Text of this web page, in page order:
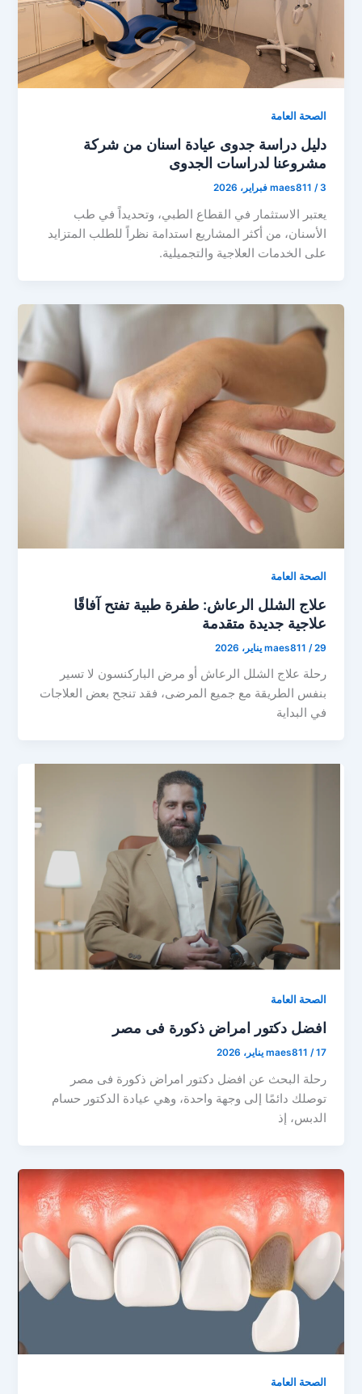
الصحة العامة
دليل دراسة جدوى عيادة اسنان من شركة
مشروعنا لدراسات الجدوى
maes811 /3 فبراير، 2026
يعتبر الاستثمار في القطاع الطبي، وتحديداً في طب
الأسنان، من أكثر المشاريع استدامة نظراً للطلب المتزايد
على الخدمات العلاجية والتجميلية.
الصحة العامة
علاج الشلل الرعاش: طفرة طبية تفتح آفاقًا
علاجية جديدة متقدمة
maes811 /29 يناير، 2026
رحلة علاج الشلل الرعاش أو مرض الباركنسون لا تسير
بنفس الطريقة مع جميع المرضى، فقد تنجح بعض العلاجات
في البداية
الصحة العامة
افضل دكتور امراض ذكورة فى مصر
maes811 /17 يناير، 2026
رحلة البحث عن افضل دكتور امراض ذكورة فى مصر
توصلك دائمًا إلى وجهة واحدة، وهي عيادة الدكتور حسام
الدبس، إذ
الصحة العامة